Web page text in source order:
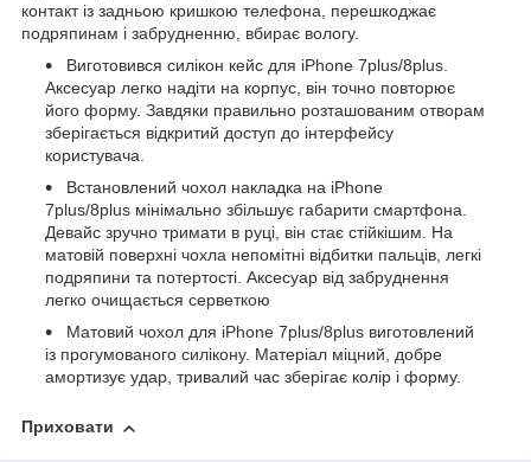
контакт із задньою кришкою телефона, перешкоджає
подряпинам і забрудненню, вбирає вологу.
Виготовився силікон кейс для iPhone 7plus/8plus.
Аксесуар легко надіти на корпус, він точно повторює
його форму. Завдяки правильно розташованим отворам
зберігається відкритий доступ до інтерфейсу
користувача.
Встановлений чохол накладка на iPhone
7plus/8plus мінімально збільшує габарити смартфона.
Девайс зручно тримати в руці, він стає стійкішим. На
матовій поверхні чохла непомітні відбитки пальців, легкі
подряпини та потертості. Аксесуар від забруднення
легко очищається серветкою
Матовий чохол для iPhone 7plus/8plus виготовлений
із прогумованого силікону. Матеріал міцний, добре
амортизує удар, тривалий час зберігає колір і форму.
Приховати